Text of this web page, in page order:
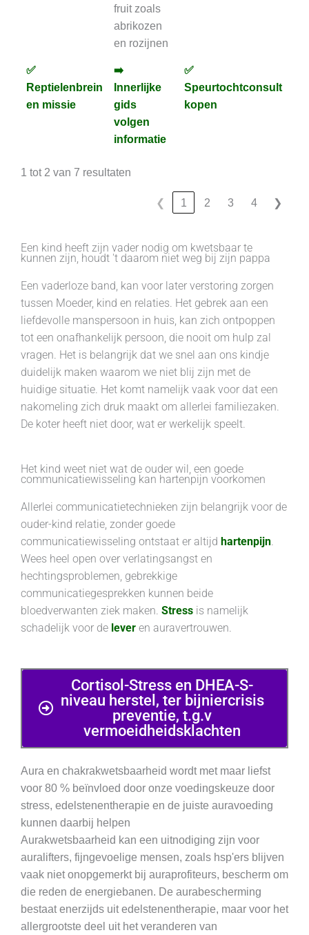
✅
Reptielenbrein
en missie
➡️
Innerlijke
gids
volgen
informatie
✅
Speurtochtconsult
kopen
fruit zoals
abrikozen
en rozijnen
✅
Reptielenbrein
en missie
➡️
Innerlijke
gids
volgen
informatie
✅
Speurtochtconsult
kopen
1 tot 2 van 7 resultaten
❮ 1 2 3 4 ❯
Een kind heeft zijn vader nodig om kwetsbaar te
kunnen zijn, houdt 't daarom niet weg bij zijn pappa
Een vaderloze band, kan voor later verstoring zorgen
tussen Moeder, kind en relaties. Het gebrek aan een
liefdevolle manspersoon in huis, kan zich ontpoppen
tot een onafhankelijk persoon, die nooit om hulp zal
vragen. Het is belangrijk dat we snel aan ons kindje
duidelijk maken waarom we niet blij zijn met de
huidige situatie. Het komt namelijk vaak voor dat een
nakomeling zich druk maakt om allerlei familiezaken.
De koter heeft niet door, wat er werkelijk speelt.
Het kind weet niet wat de ouder wil, een goede
communicatiewisseling kan hartenpijn voorkomen
Allerlei communicatietechnieken zijn belangrijk voor de
ouder-kind relatie, zonder goede
communicatiewisseling ontstaat er altijd hartenpijn.
Wees heel open over verlatingsangst en
hechtingsproblemen, gebrekkige
communicatiegesprekken kunnen beide
bloedverwanten ziek maken. Stress is namelijk
schadelijk voor de lever en auravertrouwen.
Cortisol-Stress en DHEA-S-
niveau herstel, ter bijniercrisis
preventie, t.g.v
vermoeidheidsklachten
Aura en chakrakwetsbaarheid wordt met maar liefst
voor 80 % beïnvloed door onze voedingskeuze door
stress, edelstenentherapie en de juiste auravoeding
kunnen daarbij helpen
Aurakwetsbaarheid kan een uitnodiging zijn voor
auralifters, fijngevoelige mensen, zoals hsp'ers blijven
vaak niet onopgemerkt bij auraprofiteurs, bescherm om
die reden de energiebanen. De aurabescherming
bestaat enerzijds uit edelstenentherapie, maar voor het
allergrootste deel uit het veranderen van